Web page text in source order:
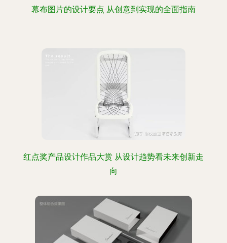
幕布图片的设计要点 从创意到实现的全面指南
红点奖产品设计作品大赏 从设计趋势看未来创新走
向